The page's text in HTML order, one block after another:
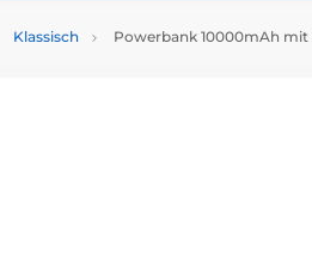
Klassisch Powerbank 10000mAh mit